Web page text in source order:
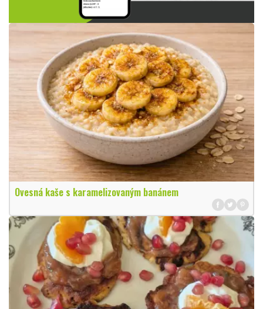
Ovesná kaše s karamelizovaným banánem